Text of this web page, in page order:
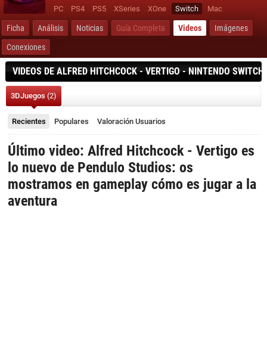
PC PS4 PS5 XSeries XOne Switch Mac
Ficha Análisis Noticias Guía Completa Videos
Imágenes
Conexiones
VIDEOS DE ALFRED HITCHCOCK - VERTIGO - NINTENDO SWITCH
3DJuegos (2)
Recientes Populares Valoración Usuarios
Último video: Alfred Hitchcock - Vertigo es
lo nuevo de Pendulo Studios: os
mostramos en gameplay cómo es jugar a la
aventura